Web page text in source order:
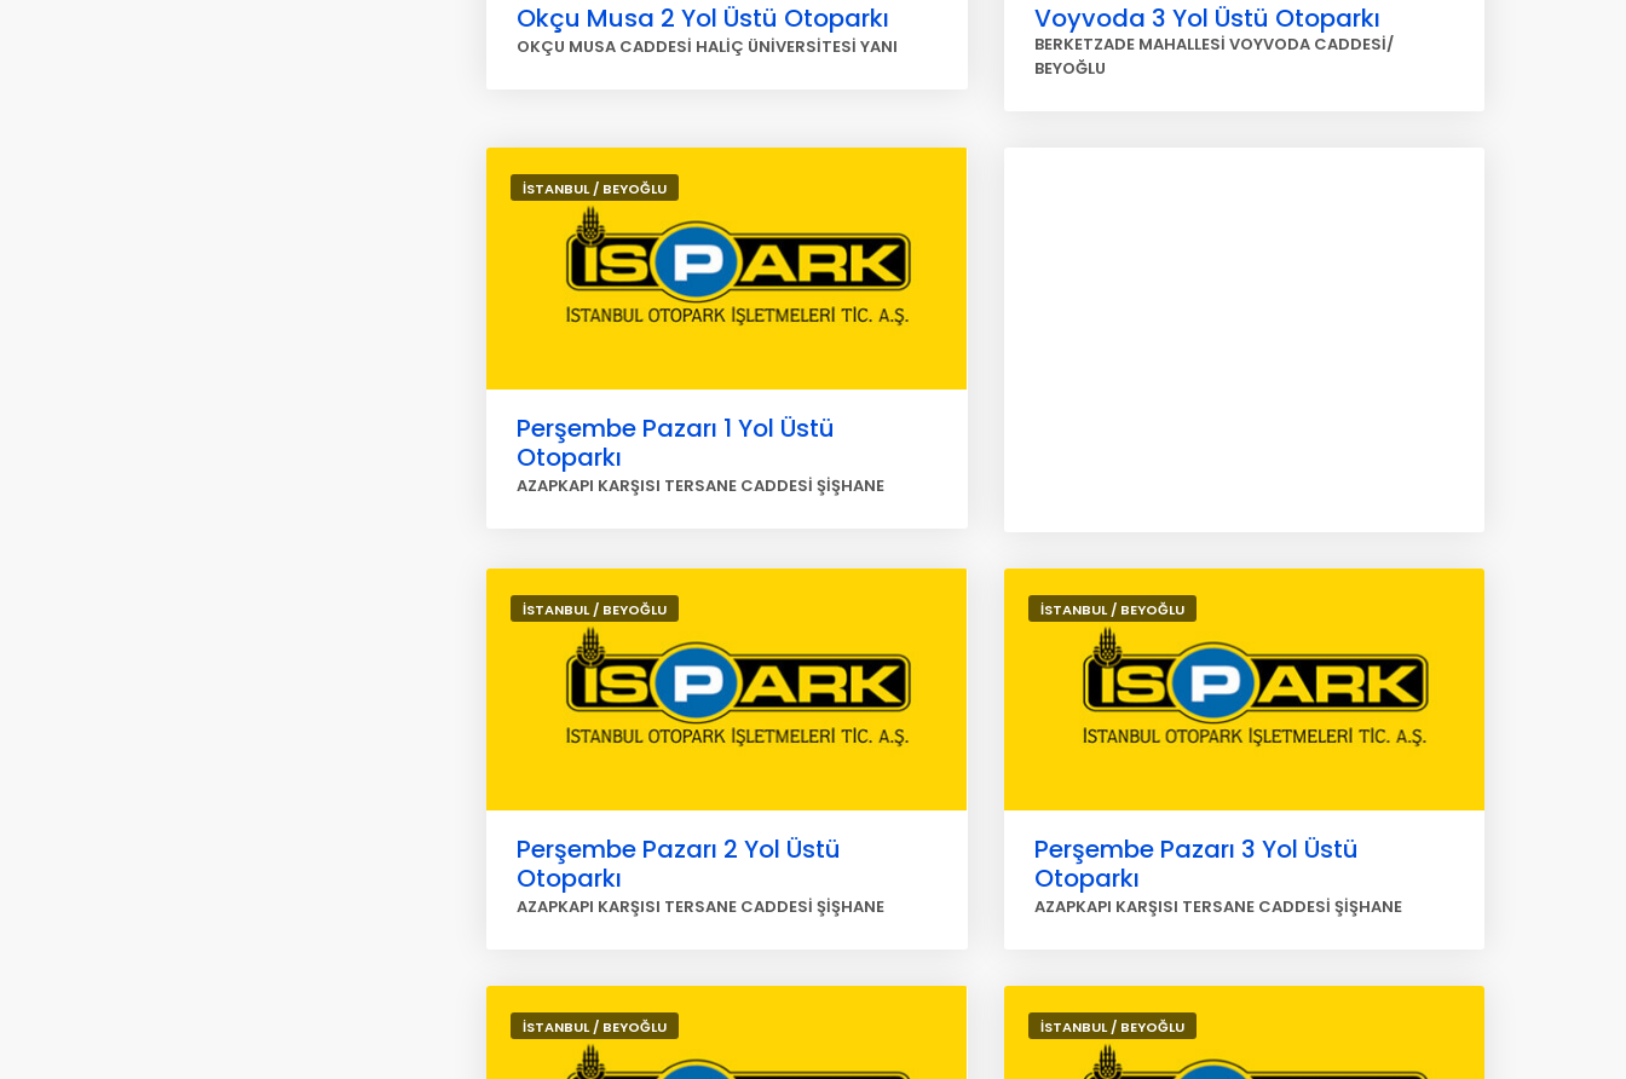
Okçu Musa 2 Yol Üstü Otoparkı
OKÇU MUSA CADDESİ HALİÇ ÜNİVERSİTESİ YANI
Voyvoda 3 Yol Üstü Otoparkı
BERKETZADE MAHALLESİ VOYVODA CADDESİ/
BEYOĞLU
İSTANBUL / BEYOĞLU
Perşembe Pazarı 1 Yol Üstü
Otoparkı
AZAPKAPI KARŞISI TERSANE CADDESİ ŞİŞHANE
İSTANBUL / BEYOĞLU
Perşembe Pazarı 2 Yol Üstü
Otoparkı
AZAPKAPI KARŞISI TERSANE CADDESİ ŞİŞHANE
İSTANBUL / BEYOĞLU
Perşembe Pazarı 3 Yol Üstü
Otoparkı
AZAPKAPI KARŞISI TERSANE CADDESİ ŞİŞHANE
İSTANBUL / BEYOĞLU İSTANBUL / BEYOĞLU